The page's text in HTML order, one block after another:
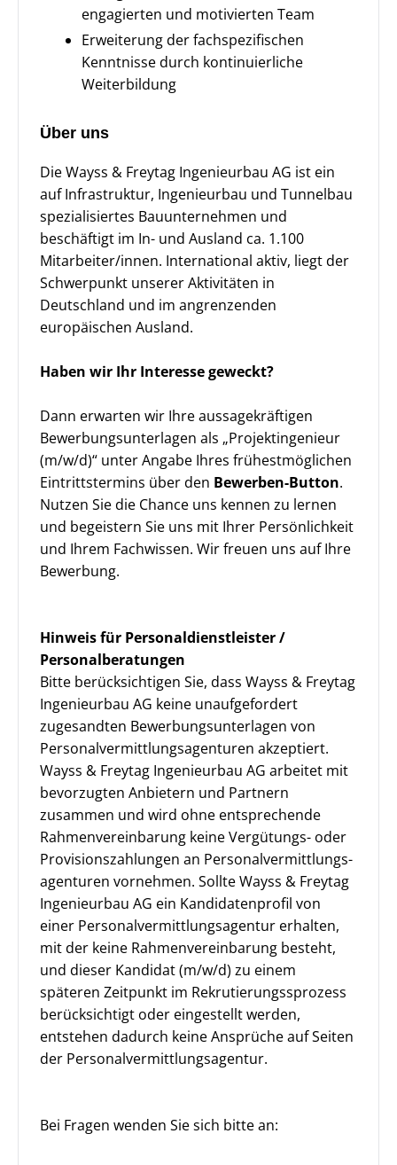
engagierten und motivierten Team
Erweiterung der fachspezifischen
Kenntnisse durch kontinuierliche
Weiterbildung
Über uns
Die Wayss & Freytag Ingenieurbau AG ist ein
auf Infrastruktur, Ingenieurbau und Tunnelbau
spezialisiertes Bauunternehmen und
beschäftigt im In- und Ausland ca. 1.100
Mitarbeiter/innen. International aktiv, liegt der
Schwerpunkt unserer Aktivitäten in
Deutschland und im angrenzenden
europäischen Ausland.
Haben wir Ihr Interesse geweckt?
Dann erwarten wir Ihre aussagekräftigen
Bewerbungsunterlagen als „Projektingenieur
(m/w/d)“ unter Angabe Ihres frühestmöglichen
Eintrittstermins über den Bewerben-Button.
Nutzen Sie die Chance uns kennen zu lernen
und begeistern Sie uns mit Ihrer Persönlichkeit
und Ihrem Fachwissen. Wir freuen uns auf Ihre
Bewerbung.
Hinweis für Personaldienstleister /
Personalberatungen
Bitte berücksichtigen Sie, dass Wayss & Freytag
Ingenieurbau AG keine unaufgefordert
zugesandten Bewerbungsunterlagen von
Personalvermittlungsagenturen akzeptiert.
Wayss & Freytag Ingenieurbau AG arbeitet mit
bevorzugten Anbietern und Partnern
zusammen und wird ohne entsprechende
Rahmenvereinbarung keine Vergütungs- oder
Provisionszahlungen an Personal­vermittlungs­
agenturen vornehmen. Sollte Wayss & Freytag
Ingenieurbau AG ein Kandidatenprofil von
einer Personalvermittlungsagentur erhalten,
mit der keine Rahmenvereinbarung besteht,
und dieser Kandidat (m/w/d) zu einem
späteren Zeitpunkt im Rekrutierungss­prozess
berücksichtigt oder eingestellt werden,
entstehen dadurch keine Ansprüche auf Seiten
der Personalvermittlungsagentur.
Bei Fragen wenden Sie sich bitte an: